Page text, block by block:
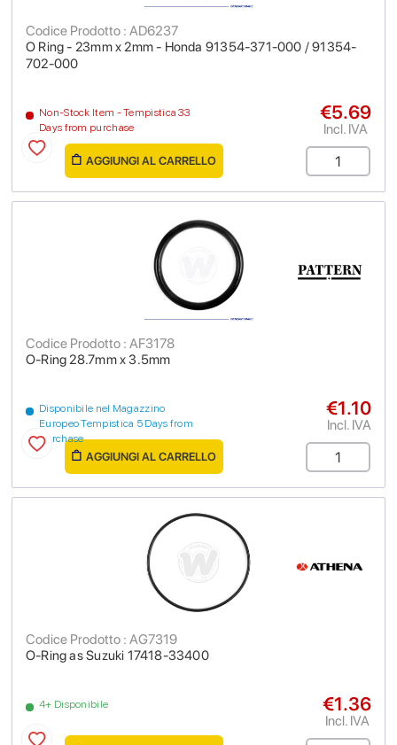
O Ring - 23mm x 2mm - Honda 91354-371-000 / 91354-
702-000
Codice Prodotto : AD6237
Non-Stock Item - Tempistica 33
Days from purchase
€5.69
Incl. IVA
AGGIUNGI AL CARRELLO
O-Ring 28.7mm x 3.5mm
Codice Prodotto : AF3178
Disponibile nel Magazzino
Europeo Tempistica 5 Days from
purchase
€1.10
Incl. IVA
AGGIUNGI AL CARRELLO
O-Ring as Suzuki 17418-33400
Codice Prodotto : AG7319
4+ Disponibile €1.36
Incl. IVA